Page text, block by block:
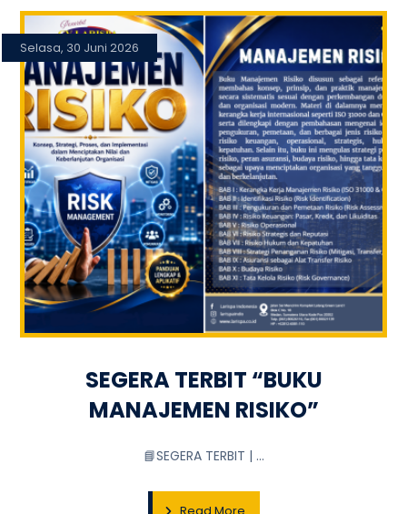
SEGERA TERBIT “BUKU
MANAJEMEN RISIKO”
Selasa, 30 Juni 2026
📘SEGERA TERBIT | ...